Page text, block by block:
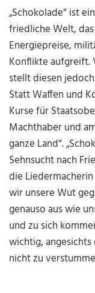
„Schokolade“ ist
friedliche Welt,
Energiepreise,
Konflikte aufgreift.
stellt diesen
Statt Waffen und
Kurse für
Machthaber und
ganze Land“.
Sehnsucht nach
die
wir unsere Wut
genauso aus wie
und zu sich
wichtig,
nicht zu